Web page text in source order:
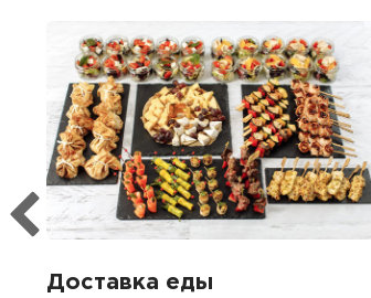
Доставка еды